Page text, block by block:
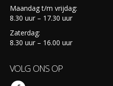
Maandag t/m vrijdag:
8.30 uur – 17.30 uur
Zaterdag:
8.30 uur – 16.00 uur
VOLG ONS OP